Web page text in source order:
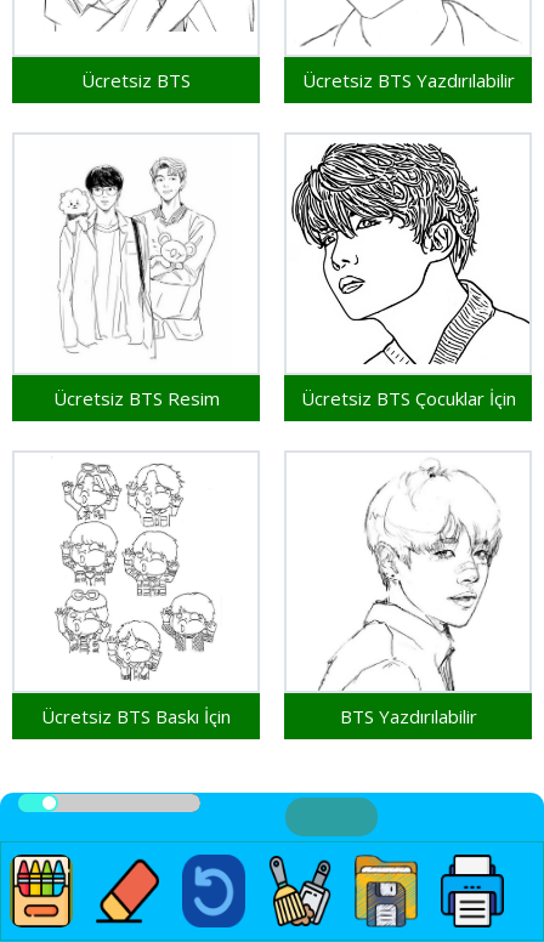
Ücretsiz BTS Ücretsiz BTS Yazdırılabilir
Ücretsiz BTS Resim Ücretsiz BTS Çocuklar İçin
Ücretsiz BTS Baskı İçin BTS Yazdırılabilir